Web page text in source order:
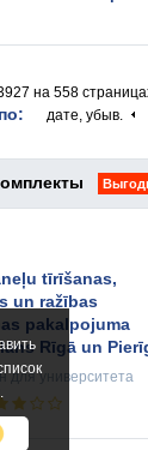
на 558
дате, убыв.
tīrīšanas,
un ražības
pakalpojuma
Rīgā un
для университета